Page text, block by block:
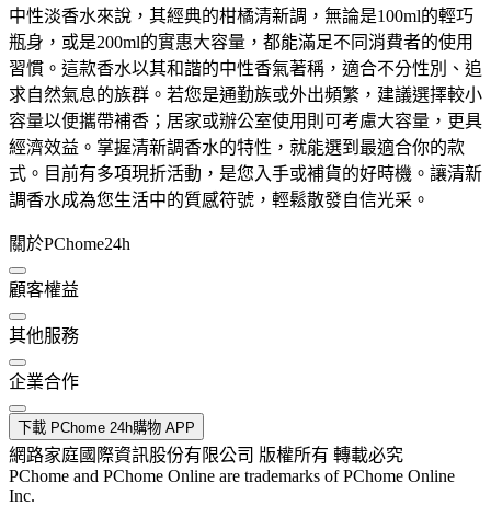
中性淡香水來說，其經典的柑橘清新調，無論是100ml的輕巧
瓶身，或是200ml的實惠大容量，都能滿足不同消費者的使用
習慣。這款香水以其和諧的中性香氣著稱，適合不分性別、追
求自然氣息的族群。若您是通勤族或外出頻繁，建議選擇較小
容量以便攜帶補香；居家或辦公室使用則可考慮大容量，更具
經濟效益。掌握清新調香水的特性，就能選到最適合你的款
式。目前有多項現折活動，是您入手或補貨的好時機。讓清新
調香水成為您生活中的質感符號，輕鬆散發自信光采。
關於PChome24h
顧客權益
其他服務
企業合作
下載 PChome 24h購物 APP
網路家庭國際資訊股份有限公司 版權所有 轉載必究
PChome and PChome Online are trademarks of PChome Online
Inc.